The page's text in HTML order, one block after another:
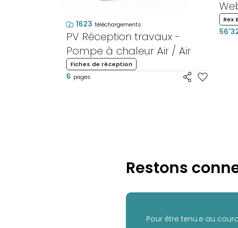
1623 téléchargements
PV Réception travaux -
Pompe à chaleur Air / Air
Fiches de réception
6 pages
Rex
Restons
Pour être tenu.e au